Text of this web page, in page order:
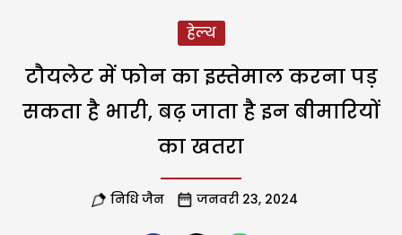
हेल्थ
टौयलेट में फोन का इस्तेमाल करना पड़
सकता है भारी, बढ़ जाता है इन बीमारियों
का खतरा
निधि जैन जनवरी 23, 2024